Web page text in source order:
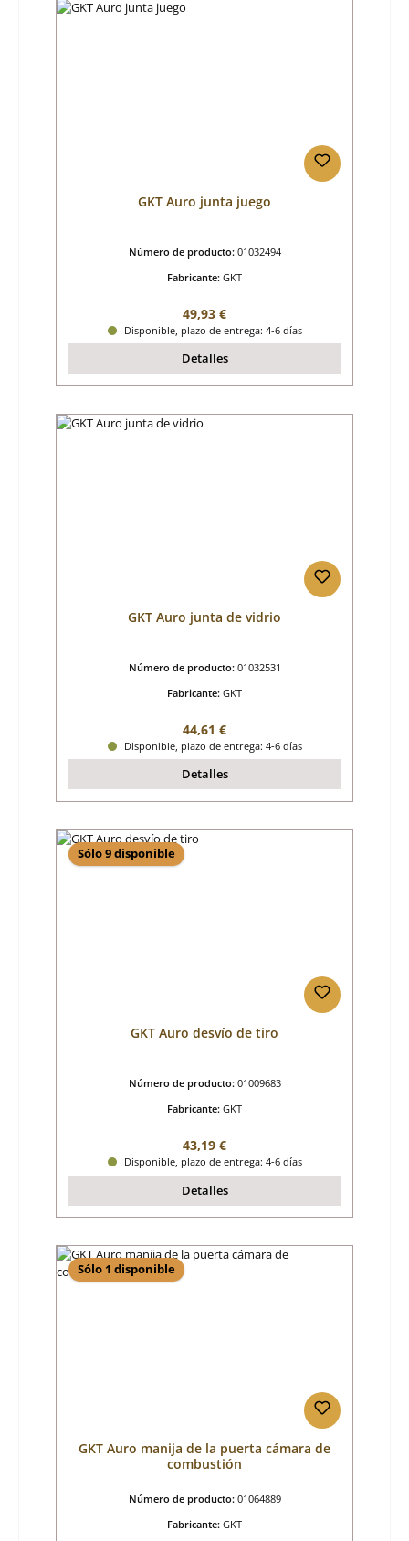
GKT Auro junta juego
Número de producto: 01032494
Fabricante: GKT
Precio normal:
49,93 €
Disponible, plazo de entrega: 4-6 días
Detalles
GKT Auro junta de vidrio
Número de producto: 01032531
Fabricante: GKT
Precio normal:
44,61 €
Disponible, plazo de entrega: 4-6 días
Detalles
Sólo 9 disponible
GKT Auro desvío de tiro
Número de producto: 01009683
Fabricante: GKT
Precio normal:
43,19 €
Disponible, plazo de entrega: 4-6 días
Detalles
Sólo 1 disponible
GKT Auro manija de la puerta cámara de
combustión
Número de producto: 01064889
Fabricante: GKT